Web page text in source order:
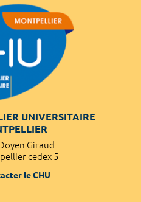
UNIVERSITAIRE
Giraud
cedex 5
le CHU